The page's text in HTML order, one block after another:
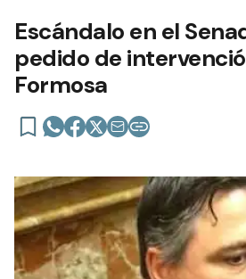
Escándalo en el
pedido de
Formosa